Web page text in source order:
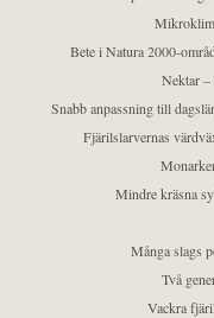
Bete i Natura 2000-
Nektar –
Snabb anpassning till
Fjärilslarvernas
Mindre kräsna
Många slags
Två
Vackra